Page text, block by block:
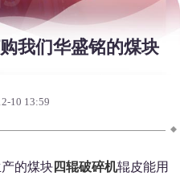
我们华盛铭的煤块
10 13:59
的煤块四辊破碎机辊皮能用